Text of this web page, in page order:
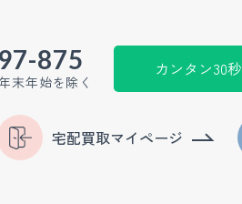
875
末年始を除く
カンタン30秒
宅配買取マイページ